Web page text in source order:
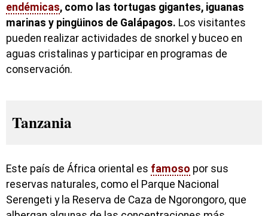
endémicas, como las tortugas gigantes, iguanas
marinas y pingüinos de Galápagos. Los visitantes
pueden realizar actividades de snorkel y buceo en
aguas cristalinas y participar en programas de
conservación.
Tanzania
Este país de África oriental es famoso por sus
reservas naturales, como el Parque Nacional
Serengeti y la Reserva de Caza de Ngorongoro, que